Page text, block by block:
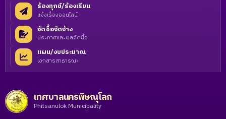
ร้องทุกข์/ร้องเรียน
แจ้งเรื่องออนไลน์
จัดซื้อจัดจ้าง
ประกาศและผลจัดซื้อ
แผน/งบประมาณ
เอกสารสาธารณะ
เทศบาลนครพิษณุโลก
Phitsanulok Municipality